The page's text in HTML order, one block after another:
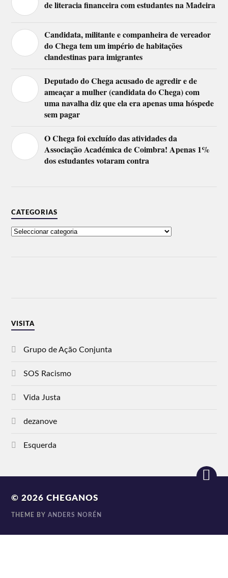
de literacia financeira com estudantes na Madeira
Candidata, militante e companheira de vereador
do Chega tem um império de habitações
clandestinas para imigrantes
Deputado do Chega acusado de agredir e de
ameaçar a mulher (candidata do Chega) com
uma navalha diz que ela era apenas uma hóspede
sem pagar
O Chega foi excluído das atividades da
Associação Académica de Coimbra! Apenas 1%
dos estudantes votaram contra
CATEGORIAS
VISITA
Grupo de Ação Conjunta
SOS Racismo
Vida Justa
dezanove
Esquerda
© 2026CHEGANOS
THEME BYANDERS NORÉN